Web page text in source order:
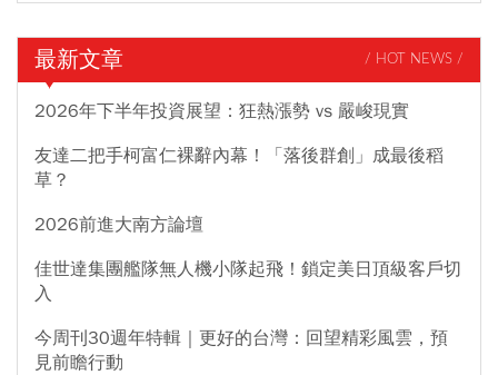
最新文章 / HOT NEWS /
2026年下半年投資展望：狂熱漲勢 vs 嚴峻現實
友達二把手柯富仁裸辭內幕！「落後群創」成最後稻
草？
2026前進大南方論壇
佳世達集團艦隊無人機小隊起飛！鎖定美日頂級客戶切
入
今周刊30週年特輯｜更好的台灣：回望精彩風雲，預
見前瞻行動